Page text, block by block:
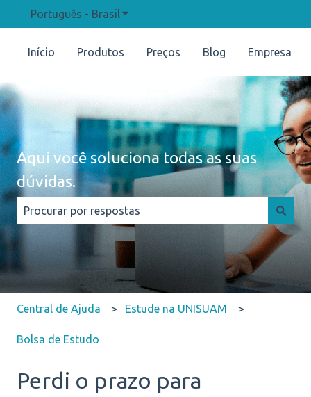
Português - BrasilMostrar submenu para traduções
Início Produtos Preços Blog Empresa
Aqui você soluciona todas as suas
dúvidas.
Não há sugestões porque o campo de pesquisa está
Central de Ajuda Estude na UNISUAM
Bolsa de Estudo
Perdi o prazo para